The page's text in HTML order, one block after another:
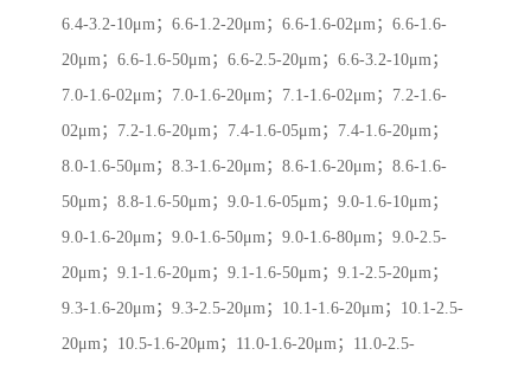
6.4-3.2-10μm；6.6-1.2-20μm；6.6-1.6-02μm；6.6-1.6-
20μm；6.6-1.6-50μm；6.6-2.5-20μm；6.6-3.2-10μm；
7.0-1.6-02μm；7.0-1.6-20μm；7.1-1.6-02μm；7.2-1.6-
02μm；7.2-1.6-20μm；7.4-1.6-05μm；7.4-1.6-20μm；
8.0-1.6-50μm；8.3-1.6-20μm；8.6-1.6-20μm；8.6-1.6-
50μm；8.8-1.6-50μm；9.0-1.6-05μm；9.0-1.6-10μm；
9.0-1.6-20μm；9.0-1.6-50μm；9.0-1.6-80μm；9.0-2.5-
20μm；9.1-1.6-20μm；9.1-1.6-50μm；9.1-2.5-20μm；
9.3-1.6-20μm；9.3-2.5-20μm；10.1-1.6-20μm；10.1-2.5-
20μm；10.5-1.6-20μm；11.0-1.6-20μm；11.0-2.5-